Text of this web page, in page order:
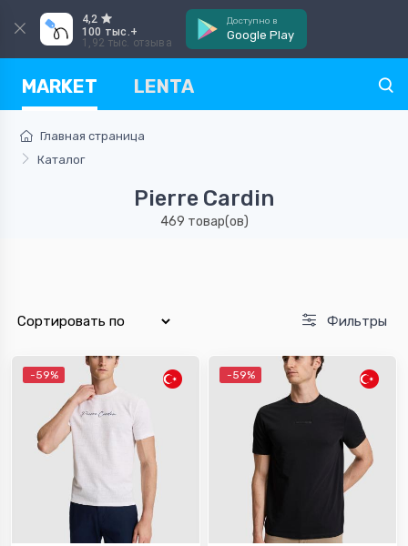
4,2
100 тыс.+
1,92 тыс. отзыва
Доступно в
Google Play
MARKET LENTA
Главная страница
Каталог
Pierre Cardin
469 товар(ов)
Фильтры
-59% -59%